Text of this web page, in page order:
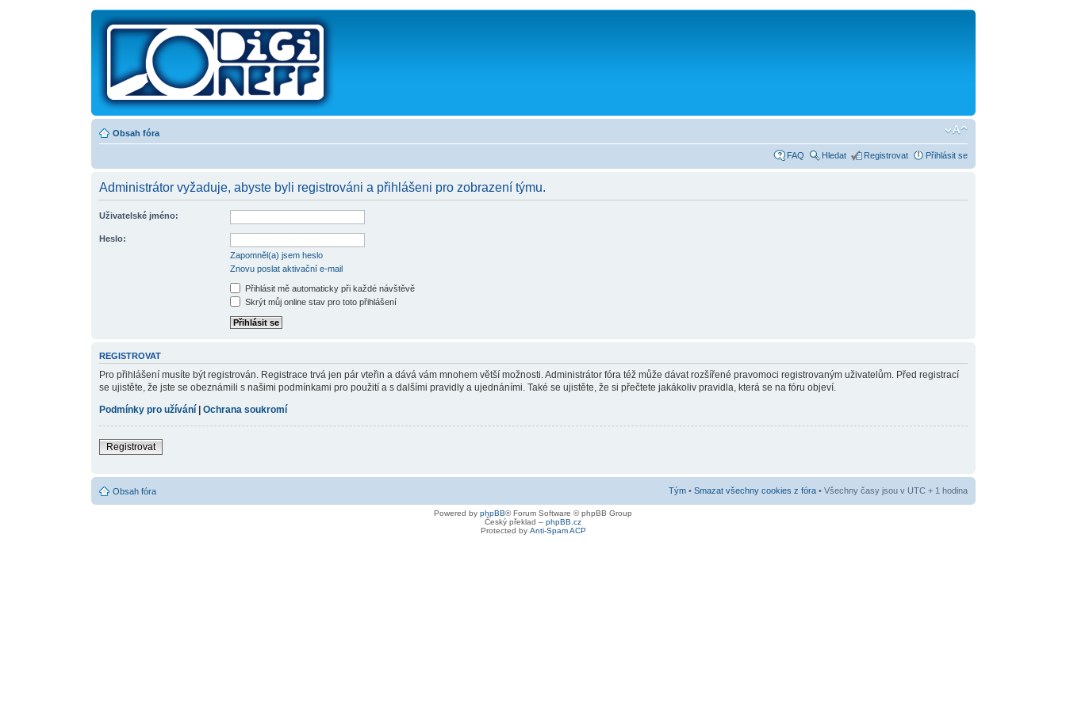
Obsah fóra
FAQ Hledat Registrovat Přihlásit se
Administrátor vyžaduje, abyste byli registrováni a přihlášeni pro zobrazení týmu.
Uživatelské jméno:
Heslo:
Zapomněl(a) jsem heslo
Znovu poslat aktivační e-mail
Přihlásit mě automaticky při každé návštěvě
Skrýt můj online stav pro toto přihlášení
REGISTROVAT
Pro přihlášení musíte být registrován. Registrace trvá jen pár vteřin a dává vám mnohem větší možnosti. Administrátor fóra též může dávat rozšířené pravomoci registrovaným uživatelům. Před registrací
se ujistěte, že jste se obeznámili s našimi podmínkami pro použití a s dalšími pravidly a ujednáními. Také se ujistěte, že si přečtete jakákoliv pravidla, která se na fóru objeví.
Podmínky pro užívání| Ochrana soukromí
Registrovat
Obsah fóra Tým• Smazat všechny cookies z fóra• Všechny časy jsou v UTC + 1 hodina
Powered by phpBB® Forum Software © phpBB Group
Český překlad – phpBB.cz
Protected by Anti-Spam ACP